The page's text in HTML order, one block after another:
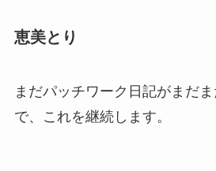
恵美とり
まだパッチワーク日記がまだ
で、これを継続します。